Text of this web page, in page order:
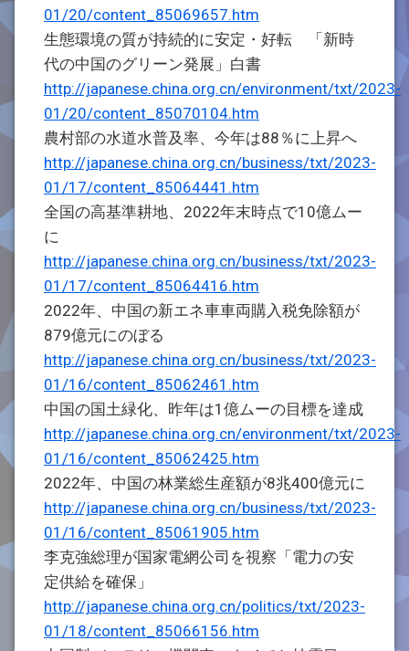
01/20/content_85069657.htm
生態環境の質が持続的に安定・好転 「新時
代の中国のグリーン発展」白書
http://japanese.china.org.cn/environment/txt/2023-
01/20/content_85070104.htm
農村部の水道水普及率、今年は88％に上昇へ
http://japanese.china.org.cn/business/txt/2023-
01/17/content_85064441.htm
全国の高基準耕地、2022年末時点で10億ムー
に
http://japanese.china.org.cn/business/txt/2023-
01/17/content_85064416.htm
2022年、中国の新エネ車車両購入税免除額が
879億元にのぼる
http://japanese.china.org.cn/business/txt/2023-
01/16/content_85062461.htm
中国の国土緑化、昨年は1億ムーの目標を達成
http://japanese.china.org.cn/environment/txt/2023-
01/16/content_85062425.htm
2022年、中国の林業総生産額が8兆400億元に
http://japanese.china.org.cn/business/txt/2023-
01/16/content_85061905.htm
李克強総理が国家電網公司を視察「電力の安
定供給を確保」
http://japanese.china.org.cn/politics/txt/2023-
01/18/content_85066156.htm